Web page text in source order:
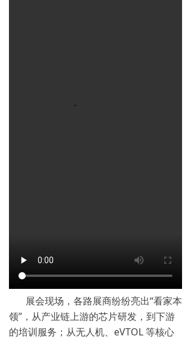
展会现场，各路展商纷纷亮出“看家本
领”，从产业链上游的芯片研发，到下游
的培训服务；从无人机、eVTOL 等核心